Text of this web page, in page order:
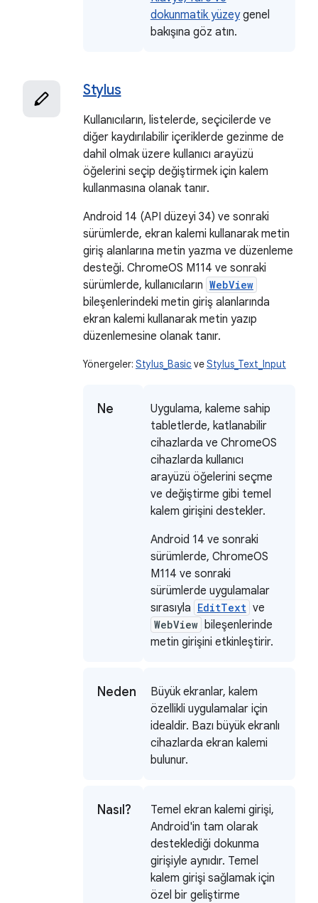
dokunmatik yüzeygenel
bakışına göz atın.
Stylus
Kullanıcıların, listelerde, seçicilerde ve
diğer kaydırılabilir içeriklerde gezinme de
dahil olmak üzere kullanıcı arayüzü
öğelerini seçip değiştirmek için kalem
kullanmasına olanak tanır.
Android 14 (API düzeyi 34) ve sonraki
sürümlerde, ekran kalemi kullanarak metin
giriş alanlarına metin yazma ve düzenleme
desteği. ChromeOS M114 ve sonraki
sürümlerde, kullanıcıların WebView
bileşenlerindeki metin giriş alanlarında
ekran kalemi kullanarak metin yazıp
düzenlemesine olanak tanır.
Yönergeler: Stylus_Basic veStylus_Text_Input
Ne
Uygulama, kaleme sahip
tabletlerde, katlanabilir
cihazlarda ve ChromeOS
cihazlarda kullanıcı
arayüzü öğelerini seçme
ve değiştirme gibi temel
kalem girişini destekler.
Android 14 ve sonraki
sürümlerde, ChromeOS
M114 ve sonraki
sürümlerde uygulamalar
sırasıyla EditText ve
WebView bileşenlerinde
metin girişini etkinleştirir.
Neden
Büyük ekranlar, kalem
özellikli uygulamalar için
idealdir. Bazı büyük ekranlı
cihazlarda ekran kalemi
bulunur.
Nasıl?
Temel ekran kalemi girişi,
Android'in tam olarak
desteklediği dokunma
girişiyle aynıdır. Temel
kalem girişi sağlamak için
özel bir geliştirme